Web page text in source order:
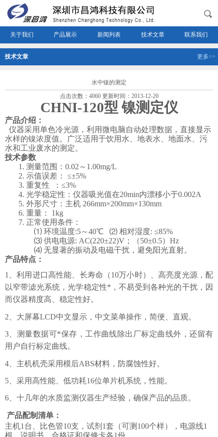
关于我们 产品展示 新闻列表 技术文章 联系我们
技术文章 更多>>
水中镍的测定
点击次数：4060 更新时间：2013-12-20
CHNI-120型 镍测定仪
产品介绍：
仪器采用单色冷光源，利用微电脑自动处理数据，直接显示
水样的镍浓度值。广泛适用于饮用水、地表水、地面水、污
水和工业废水的测定。
技术参数
1. 测量范围： 0.02 ～ 1.00mg/L
2. 示值误差： ≤±5%
3. 重复性 ：≤3%
4. 光学稳定性：仪器吸光值在20min内漂移小于0.002A
5. 外形尺寸：主机 266mm×200mm×130mm
6. 重量： 1kg
7. 正常使用条件：
⑴ 环境温度:5～40℃ ⑵ 相对湿度: ≤85%
⑶ 供电电源: AC(220±22)V；（50±0.5）Hz
⑷ 无显著的振动及电磁干扰，避免阳光直射。
产品特点：
1、利用进口高性能、长寿命（10万小时）、高亮度光源，配
以窄带滤光系统，光学稳定性*，不易受到各种光的干扰，因
而仪器精度高、稳定性好。
2、大屏幕LCD中文显示，中文菜单操作，简便、直观。
3、测量数据可*保存，工作曲线除出厂标定曲线外，还留有
用户自行标定曲线。
4、主机机壳采用模后ABS材料，防腐蚀性好。
5、采用高性能、低功耗16位单片机系统，性能。
6、十几年的水质监测仪器生产经验，确保产品的品质。
产品配制清单：
主机1 台、比色管10支，试剂 1套（可测 100个样），电源线1
根，说明书、合格证和保修卡各1份。